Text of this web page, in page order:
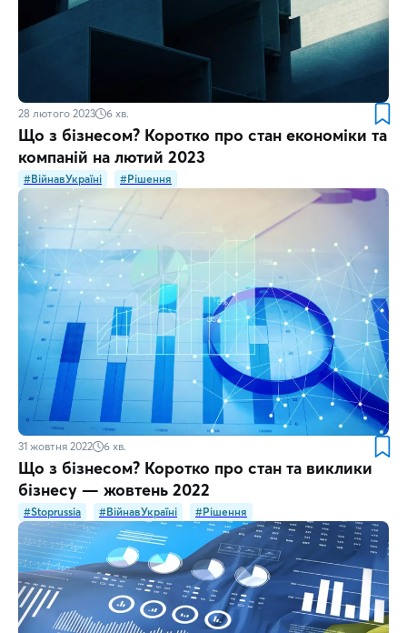
28 лютого 2023 6 хв.
Що з бізнесом? Коротко про стан економіки та
компаній на лютий 2023
#ВійнавУкраїні #Рішення
31 жовтня 2022 6 хв.
Що з бізнесом? Коротко про стан та виклики
бізнесу — жовтень 2022
#Stoprussia #ВійнавУкраїні #Рішення